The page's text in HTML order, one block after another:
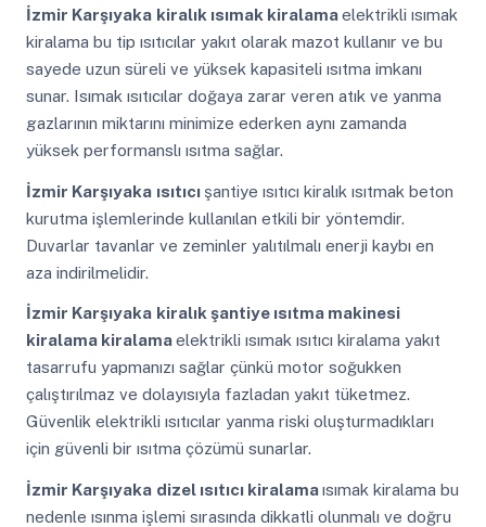
İzmir Karşıyaka kiralık ısımak kiralamaelektrikli ısımak
kiralama bu tip ısıtıcılar yakıt olarak mazot kullanır ve bu
sayede uzun süreli ve yüksek kapasiteli ısıtma imkanı
sunar. Isımak ısıtıcılar doğaya zarar veren atık ve yanma
gazlarının miktarını minimize ederken aynı zamanda
yüksek performanslı ısıtma sağlar.
İzmir Karşıyaka ısıtıcı şantiye ısıtıcı kiralık ısıtmak beton
kurutma işlemlerinde kullanılan etkili bir yöntemdir.
Duvarlar tavanlar ve zeminler yalıtılmalı enerji kaybı en
aza indirilmelidir.
İzmir Karşıyaka kiralık şantiye ısıtma makinesi
kiralama kiralamaelektrikli ısımak ısıtıcı kiralama yakıt
tasarrufu yapmanızı sağlar çünkü motor soğukken
çalıştırılmaz ve dolayısıyla fazladan yakıt tüketmez.
Güvenlik elektrikli ısıtıcılar yanma riski oluşturmadıkları
için güvenli bir ısıtma çözümü sunarlar.
İzmir Karşıyaka dizel ısıtıcı kiralamaısımak kiralama bu
nedenle ısınma işlemi sırasında dikkatli olunmalı ve doğru